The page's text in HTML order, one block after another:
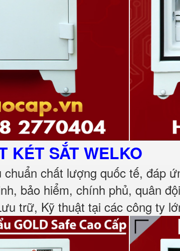
KÉT SẮTWELKO
chất lượng quốc tế, đáp
bảo hiểm, chính phủ, quân
trữ, Kỹ thuật tại các công ty